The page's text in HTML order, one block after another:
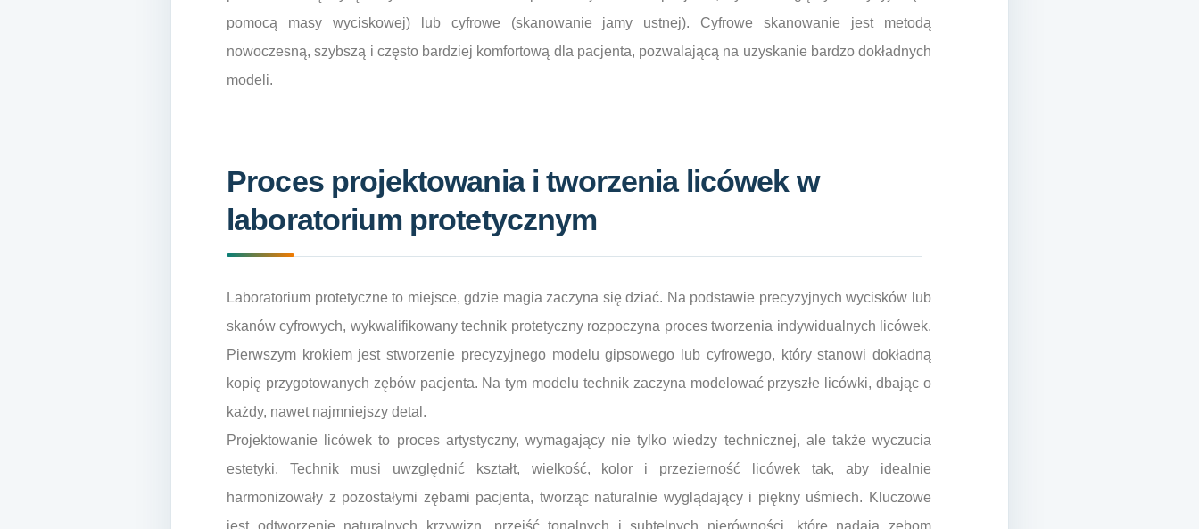
pomocą masy wyciskowej) lub cyfrowe (skanowanie jamy ustnej). Cyfrowe skanowanie jest metodą
nowoczesną, szybszą i często bardziej komfortową dla pacjenta, pozwalającą na uzyskanie bardzo dokładnych
modeli.
Proces projektowania i tworzenia licówek w
laboratorium protetycznym
Laboratorium protetyczne to miejsce, gdzie magia zaczyna się dziać. Na podstawie precyzyjnych wycisków lub
skanów cyfrowych, wykwalifikowany technik protetyczny rozpoczyna proces tworzenia indywidualnych licówek.
Pierwszym krokiem jest stworzenie precyzyjnego modelu gipsowego lub cyfrowego, który stanowi dokładną
kopię przygotowanych zębów pacjenta. Na tym modelu technik zaczyna modelować przyszłe licówki, dbając o
każdy, nawet najmniejszy detal.
Projektowanie licówek to proces artystyczny, wymagający nie tylko wiedzy technicznej, ale także wyczucia
estetyki. Technik musi uwzględnić kształt, wielkość, kolor i przezierność licówek tak, aby idealnie
harmonizowały z pozostałymi zębami pacjenta, tworząc naturalnie wyglądający i piękny uśmiech. Kluczowe